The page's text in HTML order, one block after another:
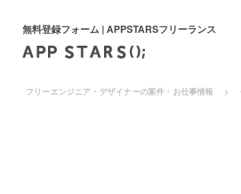
無料登録フォーム | APPSTARSフリーランス
フリーエンジニア・デザイナーの案件・お仕事情報